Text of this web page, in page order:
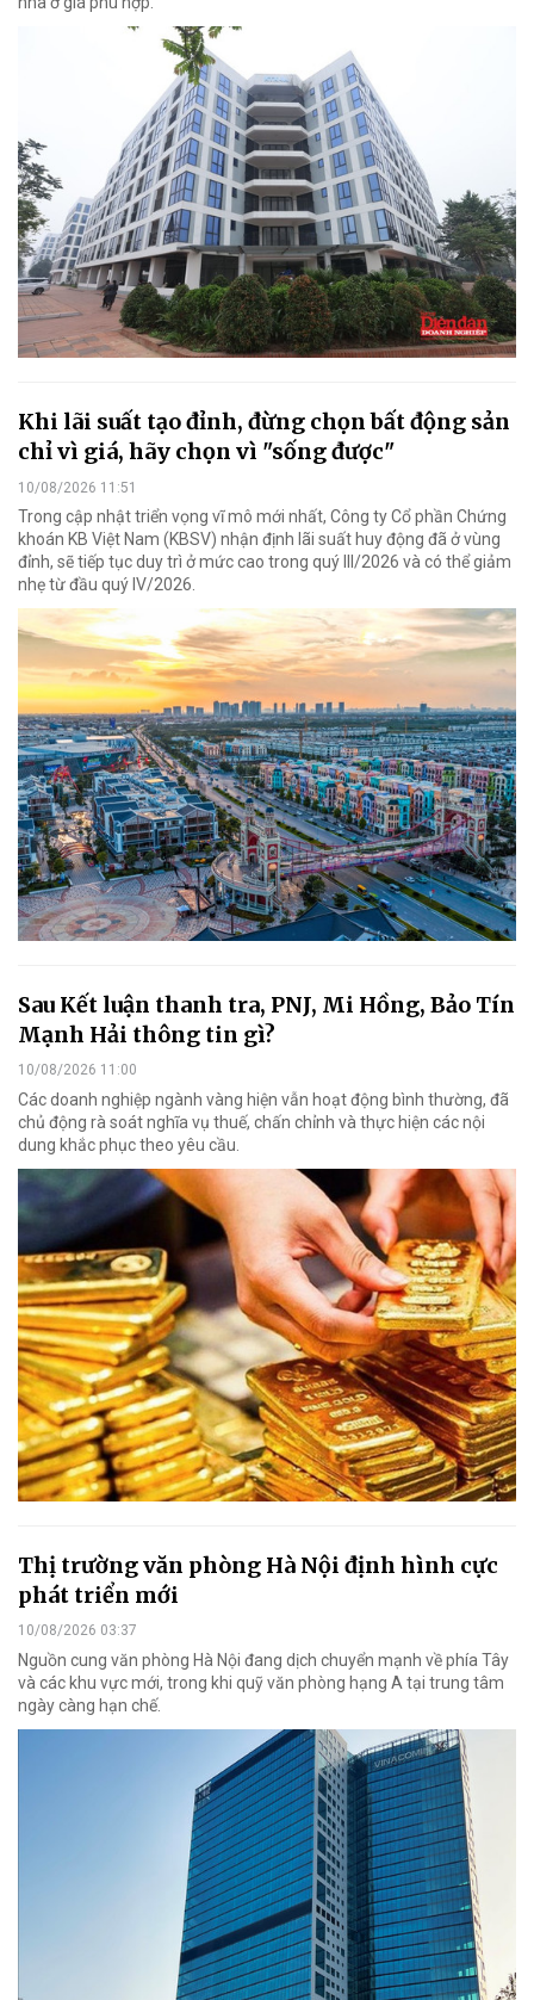
Khi lãi suất tạo đỉnh, đừng chọn bất động sản
chỉ vì giá, hãy chọn vì "sống được"
10/08/2026 11:51
Trong cập nhật triển vọng vĩ mô mới nhất, Công ty Cổ phần Chứng
khoán KB Việt Nam (KBSV) nhận định lãi suất huy động đã ở vùng
đỉnh, sẽ tiếp tục duy trì ở mức cao trong quý III/2026 và có thể giảm
nhẹ từ đầu quý IV/2026.
Sau Kết luận thanh tra, PNJ, Mi Hồng, Bảo Tín
Mạnh Hải thông tin gì?
10/08/2026 11:00
Các doanh nghiệp ngành vàng hiện vẫn hoạt động bình thường, đã
chủ động rà soát nghĩa vụ thuế, chấn chỉnh và thực hiện các nội
dung khắc phục theo yêu cầu.
Thị trường văn phòng Hà Nội định hình cực
phát triển mới
10/08/2026 03:37
Nguồn cung văn phòng Hà Nội đang dịch chuyển mạnh về phía Tây
và các khu vực mới, trong khi quỹ văn phòng hạng A tại trung tâm
ngày càng hạn chế.